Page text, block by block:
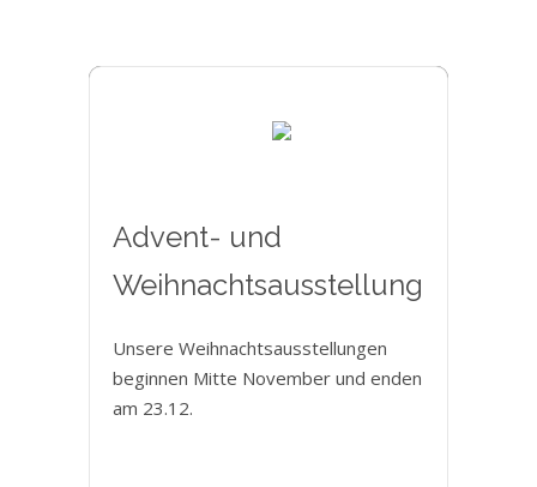
Advent- und
Weihnachtsausstellung
Unsere Weihnachtsausstellungen
beginnen Mitte November und enden
am 23.12.